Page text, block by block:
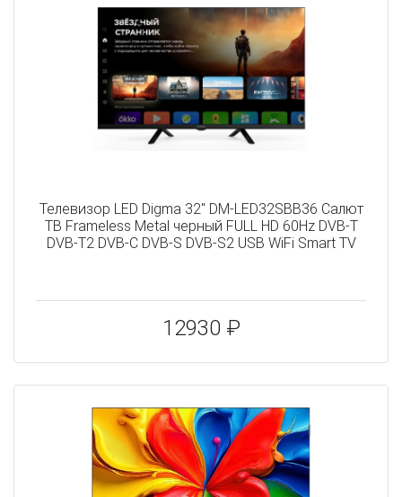
Телевизор LED Digma 32" DM-LED32SBB36 Салют
ТВ Frameless Metal черный FULL HD 60Hz DVB-T
DVB-T2 DVB-C DVB-S DVB-S2 USB WiFi Smart TV
12930 ₽